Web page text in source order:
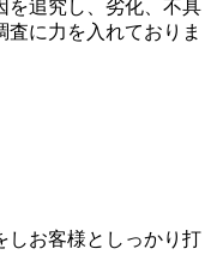
を追究し、劣化、不具
に力を入れておりま
しお客様としっかり打